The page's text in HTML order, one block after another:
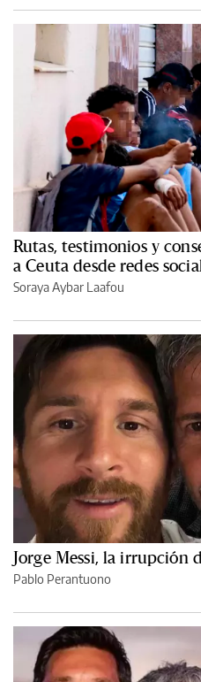
Rutas, testimonios y
a Ceuta desde redes
Soraya Aybar Laafou
Jorge Messi, la irrupción
Pablo Perantuono